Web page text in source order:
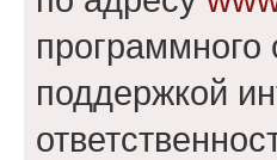
программного
поддержкой